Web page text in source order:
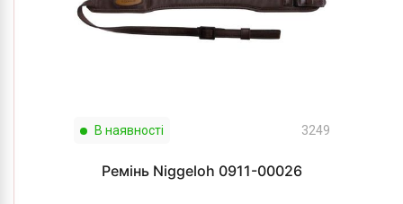
В наявності 3249
Ремінь Niggeloh 0911-00026